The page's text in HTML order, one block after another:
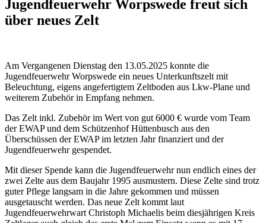
Jugendfeuerwehr Worpswede freut sich
über neues Zelt
Am Vergangenen Dienstag den 13.05.2025 konnte die
Jugendfeuerwehr Worpswede ein neues Unterkunftszelt mit
Beleuchtung, eigens angefertigtem Zeltboden aus Lkw-Plane und
weiterem Zubehör in Empfang nehmen.
Das Zelt inkl. Zubehör im Wert von gut 6000 € wurde vom Team
der EWAP und dem Schützenhof Hüttenbusch aus den
Überschüssen der EWAP im letzten Jahr finanziert und der
Jugendfeuerwehr gespendet.
Mit dieser Spende kann die Jugendfeuerwehr nun endlich eines der
zwei Zelte aus dem Baujahr 1995 ausmustern. Diese Zelte sind trotz
guter Pflege langsam in die Jahre gekommen und müssen
ausgetauscht werden. Das neue Zelt kommt laut
Jugendfeuerwehrwart Christoph Michaelis beim diesjährigen Kreis